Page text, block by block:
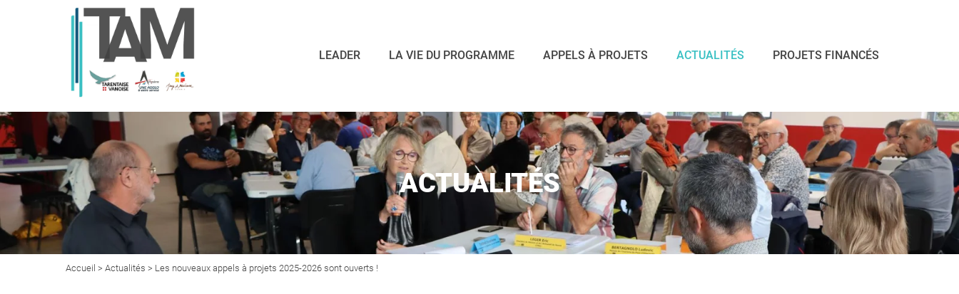
LEADER LA VIE DU PROGRAMME APPELS À PROJETS ACTUALITÉS PROJETS FINANCÉS
ACTUALITÉS
Accueil > Actualités > Les nouveaux appels à projets 2025-2026 sont ouverts !